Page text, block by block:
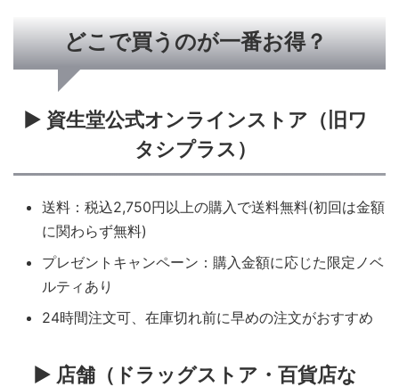
どこで買うのが一番お得？
▶ 資生堂公式オンラインストア（旧ワ
タシプラス）
送料：税込2,750円以上の購入で送料無料(初回は金額
に関わらず無料)
プレゼントキャンペーン：購入金額に応じた限定ノベ
ルティあり
24時間注文可、在庫切れ前に早めの注文がおすすめ
▶ 店舗（ドラッグストア・百貨店な